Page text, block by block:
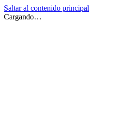
Saltar al contenido principal
Cargando…